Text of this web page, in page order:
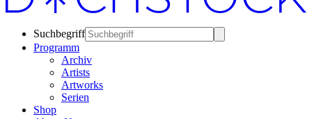
Suchbegriff
Programm
Archiv
Artists
Artworks
Serien
Shop